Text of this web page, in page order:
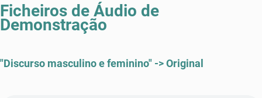
Ficheiros de Áudio de
Demonstração
"Discurso masculino e feminino" -> Original